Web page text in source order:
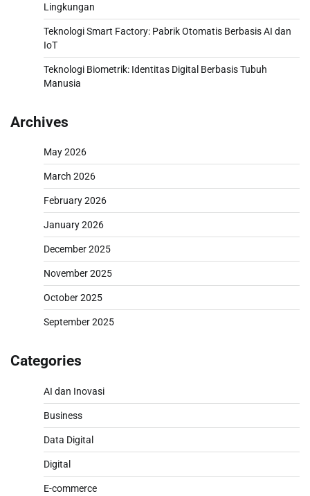
Lingkungan
Teknologi Smart Factory: Pabrik Otomatis Berbasis AI dan
IoT
Teknologi Biometrik: Identitas Digital Berbasis Tubuh
Manusia
Archives
May 2026
March 2026
February 2026
January 2026
December 2025
November 2025
October 2025
September 2025
Categories
AI dan Inovasi
Business
Data Digital
Digital
E-commerce